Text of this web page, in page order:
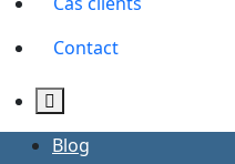
Contact
Blog